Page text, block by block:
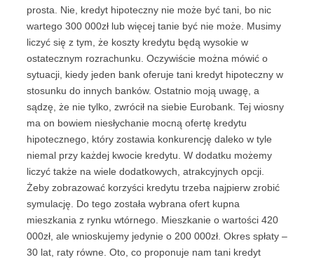
prosta. Nie, kredyt hipoteczny nie może być tani, bo nic
wartego 300 000zł lub więcej tanie być nie może. Musimy
liczyć się z tym, że koszty kredytu będą wysokie w
ostatecznym rozrachunku. Oczywiście można mówić o
sytuacji, kiedy jeden bank oferuje tani kredyt hipoteczny w
stosunku do innych banków. Ostatnio moją uwagę, a
sądzę, że nie tylko, zwrócił na siebie Eurobank. Tej wiosny
ma on bowiem niesłychanie mocną ofertę kredytu
hipotecznego, który zostawia konkurencję daleko w tyle
niemal przy każdej kwocie kredytu. W dodatku możemy
liczyć także na wiele dodatkowych, atrakcyjnych opcji.
Żeby zobrazować korzyści kredytu trzeba najpierw zrobić
symulację. Do tego została wybrana ofert kupna
mieszkania z rynku wtórnego. Mieszkanie o wartości 420
000zł, ale wnioskujemy jedynie o 200 000zł. Okres spłaty –
30 lat, raty równe. Oto, co proponuje nam tani kredyt